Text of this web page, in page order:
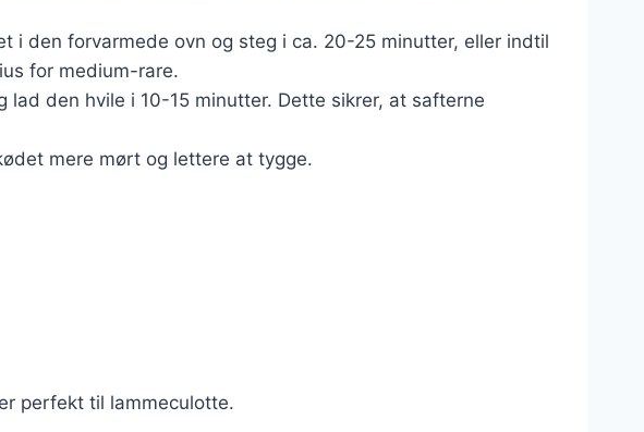
den forvarmede ovn og steg i ca. 20-25 minutter, eller indtil
for medium-rare.
den hvile i 10-15 minutter. Dette sikrer, at safterne
mere mørt og lettere at tygge.
perfekt til lammeculotte.